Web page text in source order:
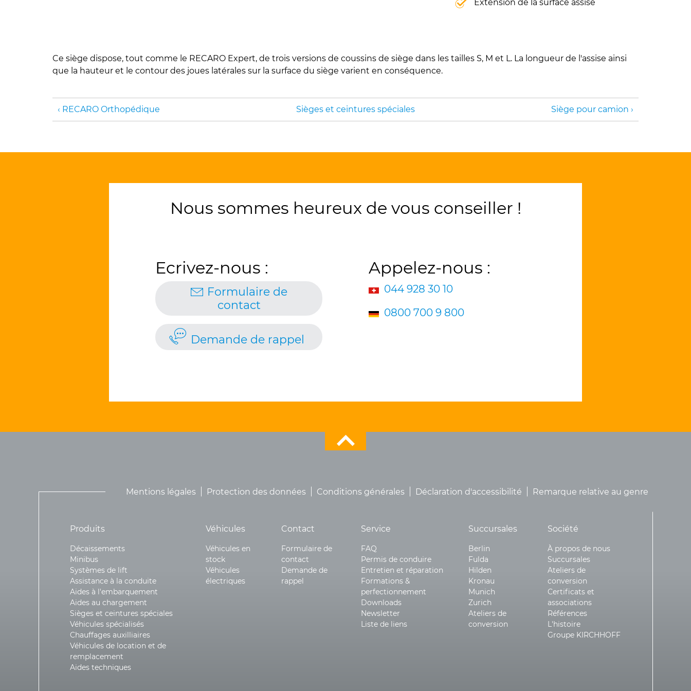
Extension de la surface assise
Ce siège dispose, tout comme le RECARO Expert, de trois versions de coussins de siège dans les tailles S, M et L. La longueur de l'assise ainsi
que la hauteur et le contour des joues latérales sur la surface du siège varient en conséquence.
RECARO Orthopédique Sièges et ceintures spéciales Siège pour camion
Nous sommes heureux de vous conseiller !
Ecrivez-nous :
Formulaire de
contact
Demande de rappel
Appelez-nous :
044 928 30 10
0800 700 9 800
Mentions légales Protection des données Conditions générales Déclaration d'accessibilité Remarque relative au genre
Produits
Décaissements
Minibus
Systèmes de lift
Assistance à la conduite
Aides à l'embarquement
Aides au chargement
Sièges et ceintures spéciales
Véhicules spécialisés
Chauffages auxilliaires
Véhicules de location et de
remplacement
Aides techniques
Véhicules
Véhicules en
stock
Véhicules
électriques
Contact
Formulaire de
contact
Demande de
rappel
Service
FAQ
Permis de conduire
Entretien et réparation
Formations &
perfectionnement
Downloads
Newsletter
Liste de liens
Succursales
Berlin
Fulda
Hilden
Kronau
Munich
Zurich
Ateliers de
conversion
Société
À propos de nous
Succursales
Ateliers de
conversion
Certificats et
associations
Références
L'histoire
Groupe KIRCHHOFF